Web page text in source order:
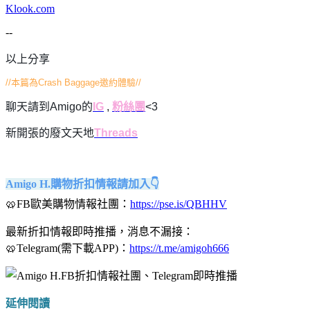
Klook.com
--
以上分享
//本篇為Crash Baggage邀約體驗//
聊天請到Amigo的 IG , 粉絲團<3
新開張的廢文天地Threads
Amigo H.購物折扣情報請加入👇
🥨FB歐美購物情報社團： https://pse.is/QBHHV
最新折扣情報即時推播，消息不漏接：
🥨Telegram(需下載APP)： https://t.me/amigoh666
延伸閱讀